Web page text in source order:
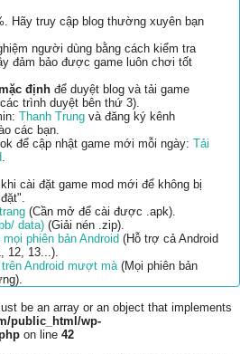
Hãy truy cập blog thường xuyên bạn
người dùng bằng cách kiểm tra
đảm bảo được game luôn chơi tốt
định để duyệt blog và tải game
trình duyệt bên thứ 3).
Thanh Trung và đăng ký kênh
các bạn.
để cập nhật game mới mỗi ngày: Tải
.
cài đặt game mod mới để không bị
(Cần mở để cài được .apk).
data) (Giải nén .zip).
phiên bản Android (Hỗ trợ cả Android
12, 13...).
Android mượt mà(Mọi phiên bản
be an array or an object that implements
public_html/wp-
on line 42